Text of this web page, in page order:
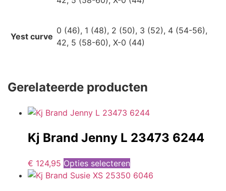
Yest curve
0 (46), 1 (48), 2 (50), 3 (52), 4 (54-56),
42, 5 (58-60), X-0 (44)
Gerelateerde producten
Kj Brand Jenny L 23473 6244
€ 124,95 Opties selecteren